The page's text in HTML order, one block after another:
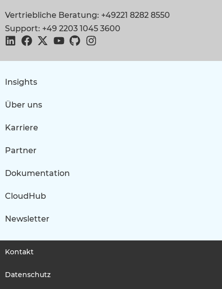
Vertriebliche Beratung: +49221 8282 8550
Support: +49 2203 1045 3600
Insights
Über uns
Karriere
Partner
Dokumentation
CloudHub
Newsletter
Kontakt
Datenschutz